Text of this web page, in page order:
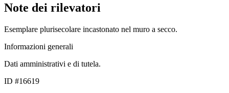
Note dei rilevatori
Esemplare plurisecolare incastonato nel muro a secco.
Informazioni generali
Dati amministrativi e di tutela.
ID #16619